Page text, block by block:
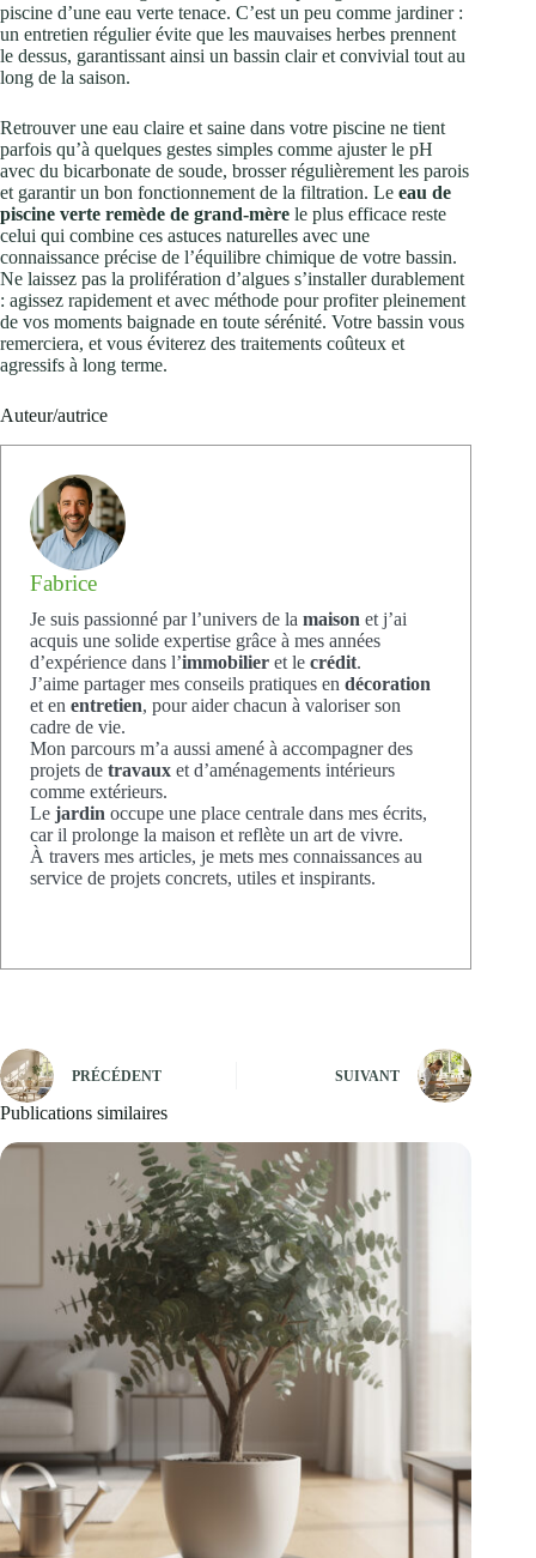
piscine d’une eau verte tenace. C’est un peu comme jardiner :
un entretien régulier évite que les mauvaises herbes prennent
le dessus, garantissant ainsi un bassin clair et convivial tout au
long de la saison.
Retrouver une eau claire et saine dans votre piscine ne tient
parfois qu’à quelques gestes simples comme ajuster le pH
avec du bicarbonate de soude, brosser régulièrement les parois
et garantir un bon fonctionnement de la filtration. Le eau de
piscine verte remède de grand-mère le plus efficace reste
celui qui combine ces astuces naturelles avec une
connaissance précise de l’équilibre chimique de votre bassin.
Ne laissez pas la prolifération d’algues s’installer durablement
: agissez rapidement et avec méthode pour profiter pleinement
de vos moments baignade en toute sérénité. Votre bassin vous
remerciera, et vous éviterez des traitements coûteux et
agressifs à long terme.
Auteur/autrice
Fabrice
Je suis passionné par l’univers de la maison et j’ai
acquis une solide expertise grâce à mes années
d’expérience dans l’immobilier et le crédit.
J’aime partager mes conseils pratiques en décoration
et en entretien, pour aider chacun à valoriser son
cadre de vie.
Mon parcours m’a aussi amené à accompagner des
projets de travaux et d’aménagements intérieurs
comme extérieurs.
Le jardin occupe une place centrale dans mes écrits,
car il prolonge la maison et reflète un art de vivre.
À travers mes articles, je mets mes connaissances au
service de projets concrets, utiles et inspirants.
PRÉCÉDENT SUIVANT
Publications similaires